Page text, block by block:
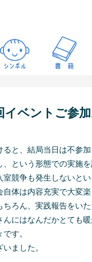
イベントご参
と、結局当日は不参
という形態での実施を
室競争も発生しないと
自体は内容充実で大変
ちろん、実践報告をい
にはなんだかとても
す。
ました。